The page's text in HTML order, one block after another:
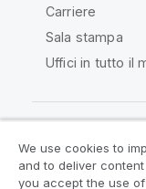
Carriere
Sala stampa
Uffici in tutto il
We use cookies to
and to deliver content
you accept the use